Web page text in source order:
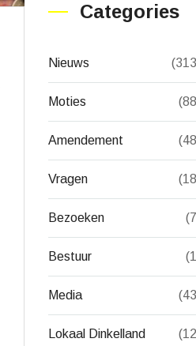
Categories
Nieuws
Moties
Amendement
Vragen
Bezoeken
Bestuur
Media
Lokaal Dinkelland